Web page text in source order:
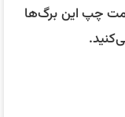
چپ این برگ‌ها